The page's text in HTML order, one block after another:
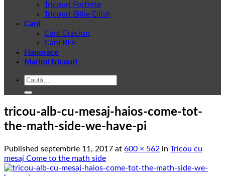
Tricouri Fortnite
Tricouri Billie Eilish
Cani
Cani Craciun
Cani BFF
Hanorace
Marimi tricouri
Caută
tricou-alb-cu-mesaj-haios-come-tot-
the-math-side-we-have-pi
Published septembrie 11, 2017 at 600 × 562 in Tricou cu
mesaj Come to the math side